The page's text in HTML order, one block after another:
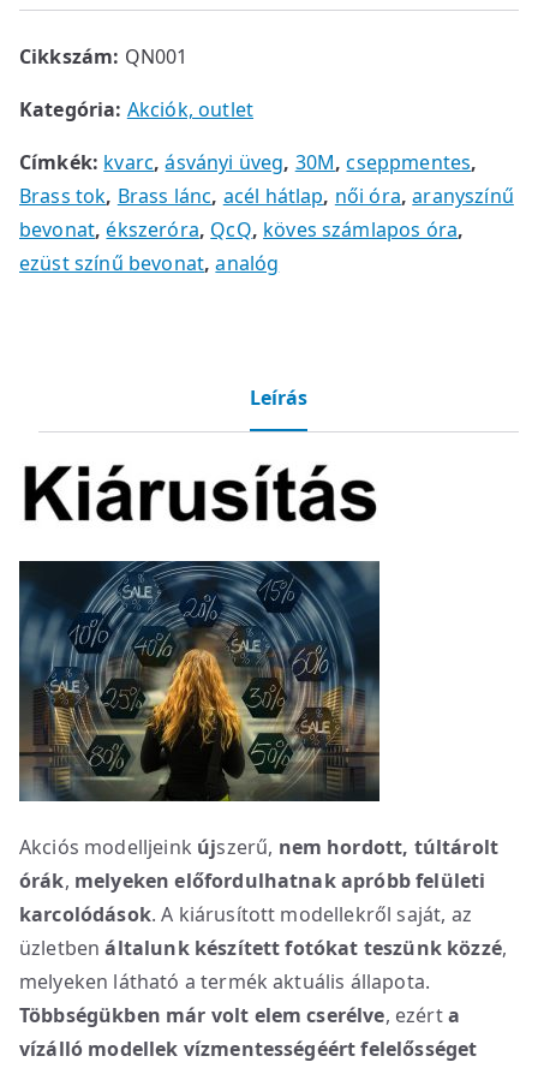
Cikkszám: QN001
Kategória: Akciók, outlet
Címkék: kvarc,ásványi üveg, 30M,cseppmentes,
Brass tok, Brass lánc, acél hátlap, női óra,aranyszínű
bevonat,ékszeróra, QcQ, köves számlapos óra,
ezüst színű bevonat,analóg
Leírás
Akciós modelljeink újszerű, nem hordott, túltárolt
órák, melyeken előfordulhatnak apróbb felületi
karcolódások. A kiárusított modellekről saját, az
üzletbenáltalunk készített fotókat teszünk közzé,
melyeken látható a termék aktuális állapota.
Többségükben már volt elem cserélve, ezérta
vízálló modellek vízmentességéért felelősséget